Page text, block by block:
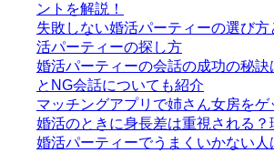
ントを解説！
失敗しない婚活パーティーの選び
活パーティーの探し方
婚活パーティーの会話の成功の秘訣
とNG会話についても紹介
マッチングアプリで姉さん女房をゲ
婚活のときに身長差は重視される？
婚活パーティーでうまくいかない人